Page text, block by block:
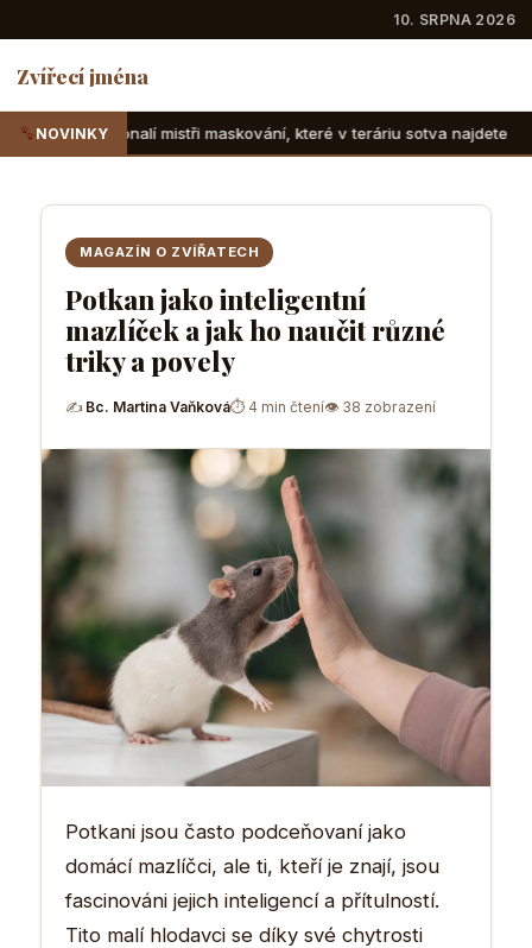
10. SRPNA 2026
Zvířecí jména
NOVINKY
maskování, které v teráriu sotva najdete
MAGAZÍN O ZVÍŘATECH
Potkan jako inteligentní
mazlíček a jak ho naučit různé
triky a povely
✍ Bc. Martina Vaňková⏱ 4 min čtení👁 38 zobrazení
Potkani jsou často podceňovaní jako
domácí mazlíčci, ale ti, kteří je znají, jsou
fascinováni jejich inteligencí a přítulností.
Tito malí hlodavci se díky své chytrosti